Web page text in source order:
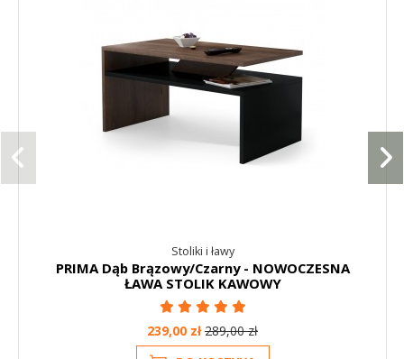
Stoliki i ławy
PRIMA Dąb Brązowy/Czarny - NOWOCZESNA
ŁAWA STOLIK KAWOWY
239,00 zł289,00 zł